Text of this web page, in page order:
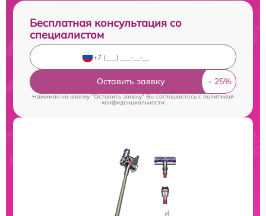
Бесплатная консультация со
специалистом
Оставить заявку
Нажимая на кнопку "Оставить заявку" Вы соглашаетесь cполитикой
конфиденциальности